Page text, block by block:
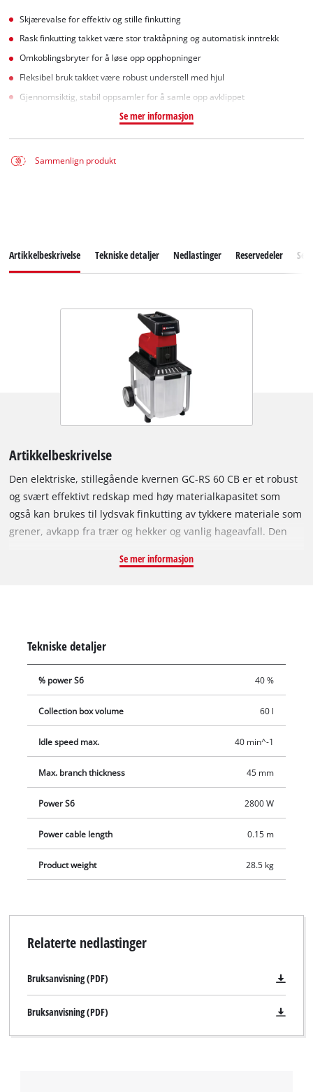
Skjærevalse for effektiv og stille finkutting
Rask finkutting takket være stor traktåpning og automatisk inntrekk
Omkoblingsbryter for å løse opp opphopninger
Fleksibel bruk takket være robust understell med hjul
Gjennomsiktig, stabil oppsamler for å samle opp avklippet
Se mer informasjon
Sammenlign produkt
Artikkelbeskrivelse Tekniske detaljer Nedlastinger Reservedeler
Artikkelbeskrivelse
Den elektriske, stillegående kvernen GC-RS 60 CB er et robust
og svært effektivt redskap med høy materialkapasitet som
også kan brukes til lydsvak finkutting av tykkere materiale som
grener, avkapp fra trær og hekker og vanlig hageavfall. Den
store traktåpningen. Takket være det robuste understellet
Motorvernbryteren til redskapet beskytter motoren mot
med en sikkerhetsbryter, som kobler fra strømmen når
oppsamleren tas av, og på den måten sørger for optimal
brukersikkerhet. En gjenstartbeskyttelse sørger i tillegg for
sikker bruk.
Se mer informasjon
Tekniske detaljer
% power S6 40 %
Collection box volume 60 l
Idle speed max. 40 min^-1
Max. branch thickness 45 mm
Power S6 2800 W
Power cable length 0.15 m
Product weight 28.5 kg
Relaterte nedlastinger
Bruksanvisning (PDF)
Bruksanvisning (PDF)